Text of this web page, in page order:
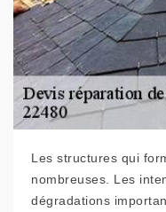
Les structures qui
nombreuses. Les
dégradations